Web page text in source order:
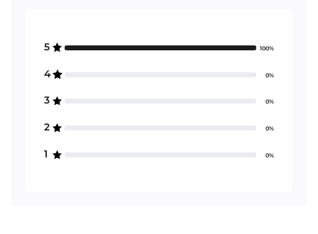
5 100%
4 0%
3 0%
2 0%
1 0%